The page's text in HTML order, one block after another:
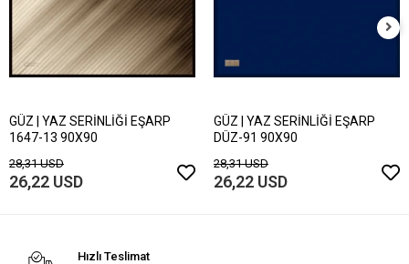
GÜZ | YAZ SERİNLİĞİ EŞARP
1647-13 90X90
28,31 USD
26,22 USD
GÜZ | YAZ SERİNLİĞİ EŞARP
DÜZ-91 90X90
28,31 USD
26,22 USD
Hızlı Teslimat